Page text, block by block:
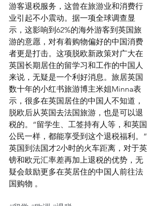
游客退税服务，这曾在旅游业和消费行
业引起不小震动。据一项全球调查显
示，这影响到62%的海外游客到英国旅
游的意愿，对有着购物偏好的中国消费
者更是打击。这项脱欧新政策对广大在
英国长期居住的留学习和工作的中国人
来说，无疑是一个利好消息。旅居英国
数十年的小红书旅游博主米姐Minna表
示，很多在英国居住的中国人不知道，
脱欧后从英国去法国旅游，也是可以退
税的。“留学生、工签持有人等，和英国
公民一样，都能享受到这个退税福利。”
英国到法国才2小时的火车距离，对于英
镑和欧元汇率差再加上退税的优势，无
疑会鼓励更多在英居住的中国人前往法
国购物 。